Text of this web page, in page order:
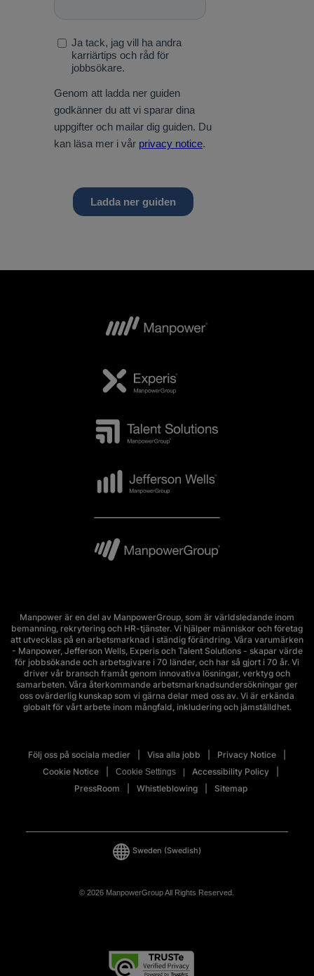
Manpower är en del av ManpowerGroup, som är världsledande inom
bemanning, rekrytering och HR-tjänster. Vi hjälper människor och företag
att utvecklas på en arbetsmarknad i ständig förändring. Våra varumärken
- Manpower, Jefferson Wells, Experis och Talent Solutions - skapar värde
för jobbsökande och arbetsgivare i 70 länder, och har så gjort i 70 år. Vi
driver vår bransch framåt genom innovativa lösningar, verktyg och
samarbeten. Våra återkommande arbetsmarknadsundersökningar ger
oss ovärderlig kunskap som vi gärna delar med oss av. Vi är erkända
globalt för vårt arbete inom mångfald, inkludering och jämställdhet.
Följ oss på sociala medier Visa alla jobb
Privacy Notice
Cookie Notice
Cookie Settings
Accessibility Policy
PressRoom
Whistleblowing Sitemap
© 2026 ManpowerGroup All Rights Reserved.
Sweden (Swedish)